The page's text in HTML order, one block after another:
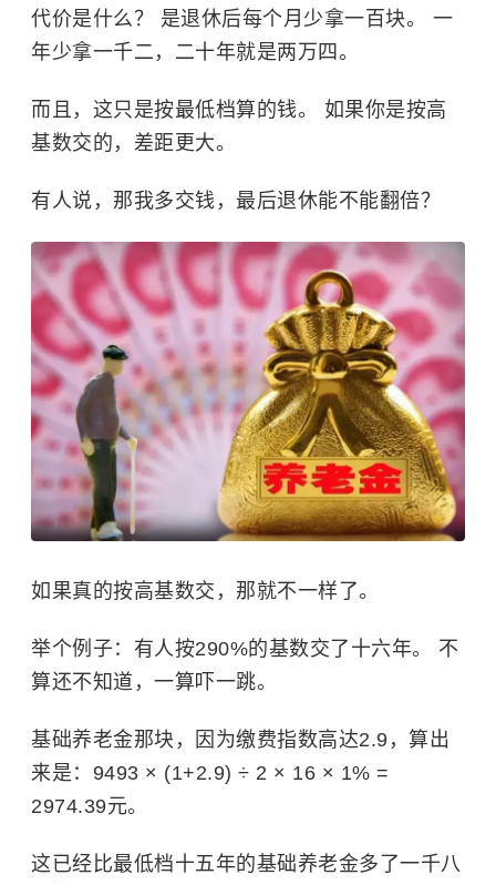
代价是什么？ 是退休后每个月少拿一百块。 一
年少拿一千二，二十年就是两万四。
而且，这只是按最低档算的钱。 如果你是按高
基数交的，差距更大。
有人说，那我多交钱，最后退休能不能翻倍？
如果真的按高基数交，那就不一样了。
举个例子：有人按290%的基数交了十六年。 不
算还不知道，一算吓一跳。
基础养老金那块，因为缴费指数高达2.9，算出
来是：9493 × (1+2.9) ÷ 2 × 16 × 1% =
2974.39元。
这已经比最低档十五年的基础养老金多了一千八